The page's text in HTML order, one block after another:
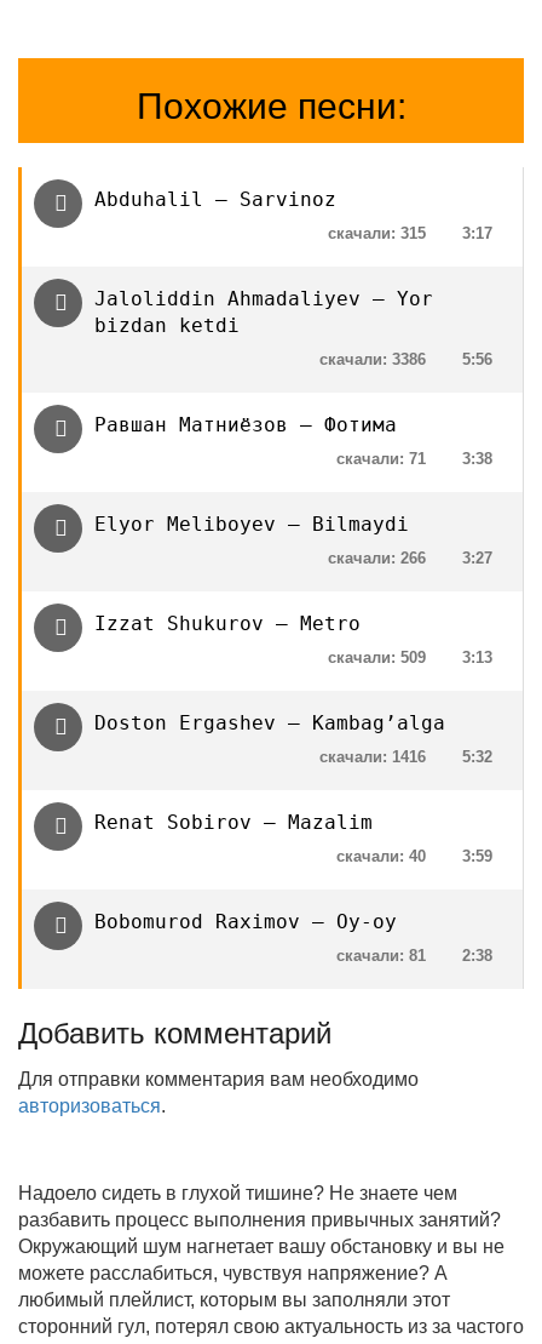
Похожие песни:
Abduhalil — Sarvinoz
3:17
скачали: 315
Jaloliddin Ahmadaliyev — Yor
bizdan ketdi
5:56
скачали: 3386
Равшан Матниёзов — Фотима
3:38
скачали: 71
Elyor Meliboyev — Bilmaydi
3:27
скачали: 266
Izzat Shukurov — Metro
3:13
скачали: 509
Doston Ergashev — Kambag’alga
5:32
скачали: 1416
Renat Sobirov — Mazalim
3:59
скачали: 40
Bobomurod Raximov — Oy-oy
2:38
скачали: 81
Добавить комментарий
Для отправки комментария вам необходимо
авторизоваться.
Надоело сидеть в глухой тишине? Не знаете чем
разбавить процесс выполнения привычных занятий?
Окружающий шум нагнетает вашу обстановку и вы не
можете расслабиться, чувствуя напряжение? А
любимый плейлист, которым вы заполняли этот
сторонний гул, потерял свою актуальность из за частого